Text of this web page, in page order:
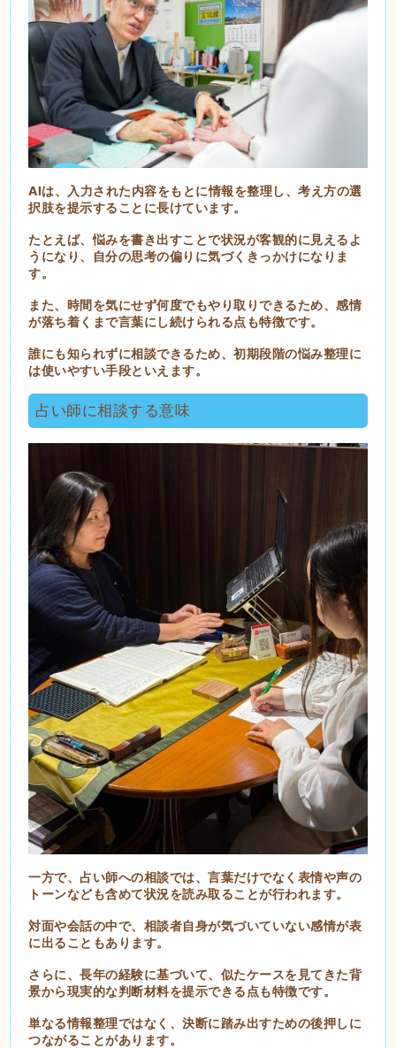
AIは、入力された内容をもとに情報を整理し、考え方の選
択肢を提示することに長けています。
たとえば、悩みを書き出すことで状況が客観的に見えるよ
うになり、自分の思考の偏りに気づくきっかけになりま
す。
また、時間を気にせず何度でもやり取りできるため、感情
が落ち着くまで言葉にし続けられる点も特徴です。
誰にも知られずに相談できるため、初期段階の悩み整理に
は使いやすい手段といえます。
占い師に相談する意味
一方で、占い師への相談では、言葉だけでなく表情や声の
トーンなども含めて状況を読み取ることが行われます。
対面や会話の中で、相談者自身が気づいていない感情が表
に出ることもあります。
さらに、長年の経験に基づいて、似たケースを見てきた背
景から現実的な判断材料を提示できる点も特徴です。
単なる情報整理ではなく、決断に踏み出すための後押しに
つながることがあります。